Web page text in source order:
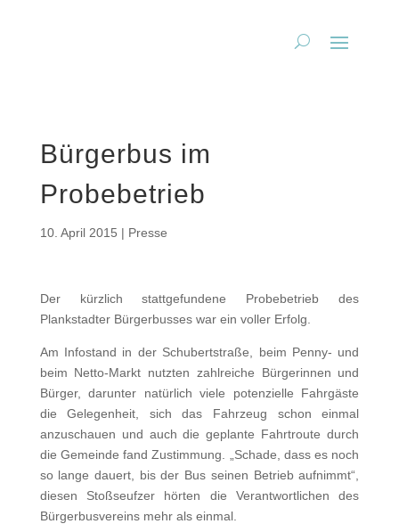
Bürgerbus im
Probebetrieb
10. April 2015 | Presse
Der kürzlich stattgefundene Probebetrieb des
Plankstadter Bürgerbusses war ein voller Erfolg.
Am Infostand in der Schubertstraße, beim Penny- und
beim Netto-Markt nutzten zahlreiche Bürgerinnen und
Bürger, darunter natürlich viele potenzielle Fahrgäste
die Gelegenheit, sich das Fahrzeug schon einmal
anzuschauen und auch die geplante Fahrtroute durch
die Gemeinde fand Zustimmung. „Schade, dass es noch
so lange dauert, bis der Bus seinen Betrieb aufnimmt“,
diesen Stoßseufzer hörten die Verantwortlichen des
Bürgerbusvereins mehr als einmal.